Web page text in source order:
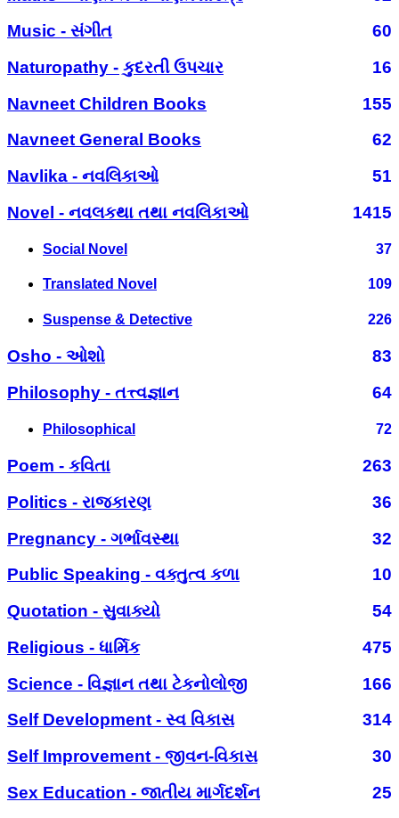
Music - સંગીત
60
Naturopathy - કુદરતી ઉપચાર
16
Navneet Children Books
155
Navneet General Books
62
Navlika - નવલિકાઓ
51
Novel - નવલકથા તથા નવલિકાઓ
1415
Social Novel 37
Translated Novel 109
Suspense & Detective 226
Osho - ઓશો
83
Philosophy - તત્ત્વજ્ઞાન
64
Philosophical 72
Poem - કવિતા
263
Politics - રાજકારણ
36
Pregnancy - ગર્ભાવસ્થા
32
Public Speaking - વક્તુત્વ કળા
10
Quotation - સુવાક્યો
54
Religious - ધાર્મિક
475
Science - વિજ્ઞાન તથા ટેકનોલોજી
166
Self Development - સ્વ વિકાસ
314
Self Improvement - જીવન-વિકાસ
30
Sex Education - જાતીય માર્ગદર્શન
25